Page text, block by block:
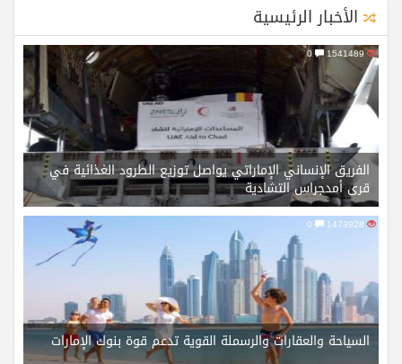
الأخبار الرئيسية
1541489
الفريق الإنساني الإماراتي يواصل توزيع الطرود الغذائية في
قرى أمدجراس التشادية
1473928
السياحة والعقارات والرسملة القوية تدعم قوة بنوك الإمارات